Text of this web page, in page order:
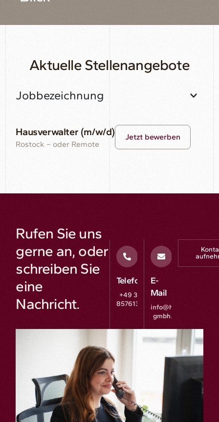
Aktuelle Stellenangebote
Jobbezeichnung
Hausverwalter (m/w/d)
Rostock – oder Remote
Jetzt bewerben
Rufen Sie uns
gerne an, oder
schreiben Sie
eine
Nachricht.
Telefon
+49 381
85761300
E-
Mail
info@hgg-
gmbh.de